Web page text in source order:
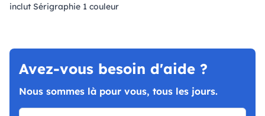
inclut Sérigraphie 1 couleur
Avez-vous besoin d'aide ?
Nous sommes là pour vous, tous les jours.